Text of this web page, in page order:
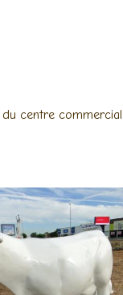
du centre commercial